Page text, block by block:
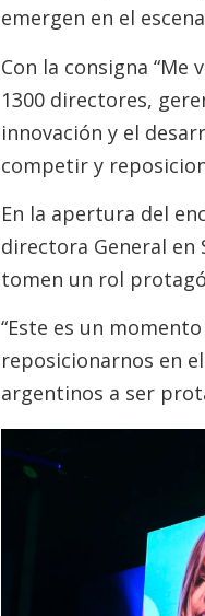
emergen en el
Con la consigna “Me
1300 directores,
innovación y el
competir y
En la apertura del
directora General en
tomen un rol
“Este es un
reposicionarnos en
argentinos a ser